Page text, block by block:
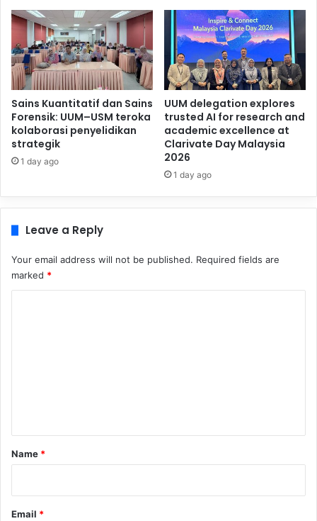
Sains Kuantitatif dan Sains
Forensik: UUM–USM teroka
kolaborasi penyelidikan
strategik
1 day ago
UUM delegation explores
trusted AI for research and
academic excellence at
Clarivate Day Malaysia
2026
1 day ago
Leave a Reply
Your email address will not be published. Required fields are
marked *
*
Name *
Email *